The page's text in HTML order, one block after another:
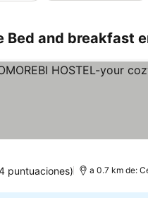
Bed and breakfast
puntuaciones) a 0.7 km de: